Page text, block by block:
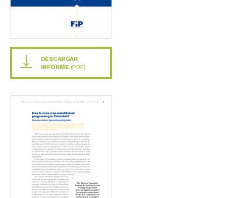
DESCARGAR
INFORME (PDF)